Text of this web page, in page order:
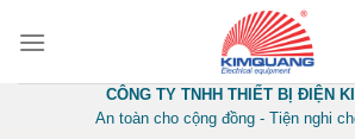
CÔNG TY TNHH THIẾT BỊ ĐIỆN
An toàn cho cộng đồng - Tiện nghi